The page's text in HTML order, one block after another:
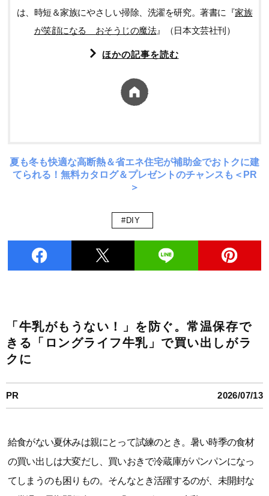
は、時短＆家族にやさしい掃除、洗濯を研究。著書に『家族
が笑顔になる おそうじの魔法』（日本文芸社刊）
ほかの記事を読む
夏も冬も快適な高断熱＆省エネ住宅が補助金でおトクに建
てられる！無料カタログ＆プレゼントのチャンスも＜PR
＞
#DIY
「牛乳がもうない！」を防ぐ。常温保存で
きる「ロングライフ牛乳」で買い出しがラ
クに
PR 2026/07/13
給食がない夏休みは親にとって試練のとき。暑い時季の食材
の買い出しは大変だし、買いおきで冷蔵庫がパンパンになっ
てしまうのも困りもの。そんなとき活躍するのが、未開封な